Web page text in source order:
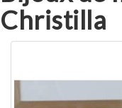
Christilla